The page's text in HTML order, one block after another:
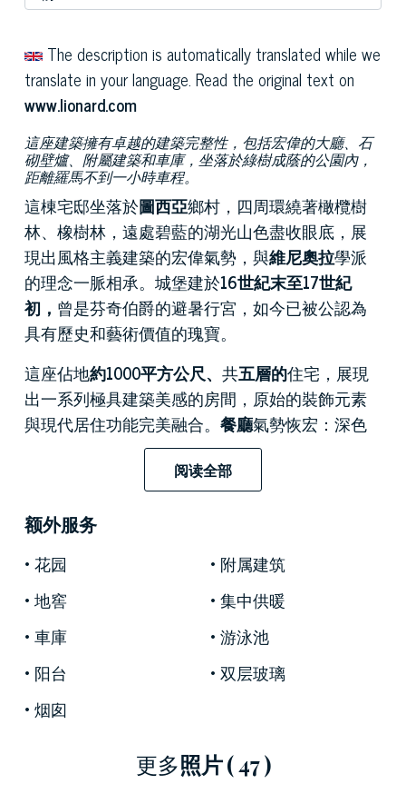
The description is automatically translated while we
translate in your language. Read the original text on
www.lionard.com
這座建築擁有卓越的建築完整性，包括宏偉的大廳、石
砌壁爐、附屬建築和車庫，坐落於綠樹成蔭的公園內，
距離羅馬不到一小時車程。
這棟宅邸坐落於圖西亞鄉村，四周環繞著橄欖樹
林、橡樹林，遠處碧藍的湖光山色盡收眼底，展
現出風格主義建築的宏偉氣勢，與維尼奧拉學派
的理念一脈相承。城堡建於16世紀末至17世紀
初， 曾是芬奇伯爵的避暑行宮，如今已被公認為
具有歷史和藝術價值的瑰寶。
這座佔地約1000平方公尺、 共五層的住宅，展現
出一系列極具建築美感的房間，原始的裝飾元素
與現代居住功能完美融合。 餐廳氣勢恢宏：深色
格狀天花板、大塊赤陶地板以及
巨型石砌壁爐，無不彰顯著
非凡氣度。門廳通往寬敞的起居室，起居室
著帶有幾何圖案鑲嵌的六角形赤陶地板，配有
刻精美的灰色大理石壁爐
、落地鏡以及一系列油
畫作品。
擁有紅白相間的橫樑天花板，配備
一個氣派的開放式石砌壁爐和一個中央島台。此
外，配備大尺寸投影螢幕的 影音室
增添了更多選擇。
主臥室的特色在於其古典家具、人字形拼花地板
完善了整棟建築的功能佈局。
阅读全部
额外服务
花园
附属建筑
地窖
集中供暖
車庫
游泳池
阳台
双层玻璃
烟囱
更多照片( 47 )